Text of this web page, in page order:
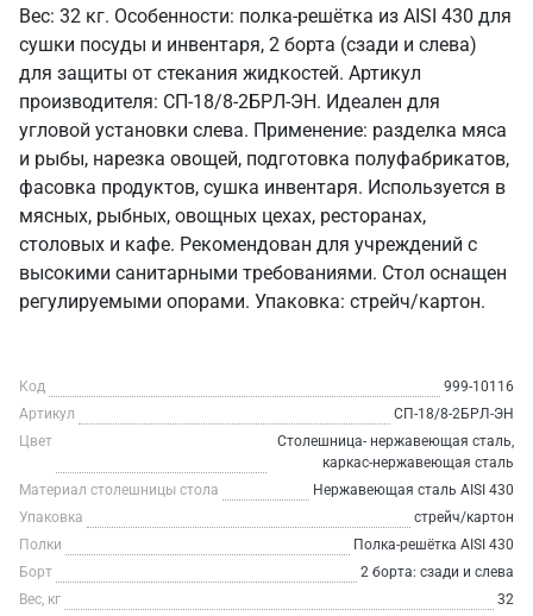
Вес: 32 кг. Особенности: полка-решётка из AISI 430 для
сушки посуды и инвентаря, 2 борта (сзади и слева)
для защиты от стекания жидкостей. Артикул
производителя: СП-18/8-2БРЛ-ЭН. Идеален для
угловой установки слева. Применение: разделка мяса
и рыбы, нарезка овощей, подготовка полуфабрикатов,
фасовка продуктов, сушка инвентаря. Используется в
мясных, рыбных, овощных цехах, ресторанах,
столовых и кафе. Рекомендован для учреждений с
высокими санитарными требованиями. Стол оснащен
регулируемыми опорами. Упаковка: стрейч/картон.
Код
999-10116
Артикул
СП-18/8-2БРЛ-ЭН
Цвет
Столешница- нержавеющая сталь,
каркас-нержавеющая сталь
Материал столешницы стола
Нержавеющая сталь AISI 430
Упаковка
стрейч/картон
Полки
Полка-решётка AISI 430
Борт
2 борта: сзади и слева
Вес, кг
32